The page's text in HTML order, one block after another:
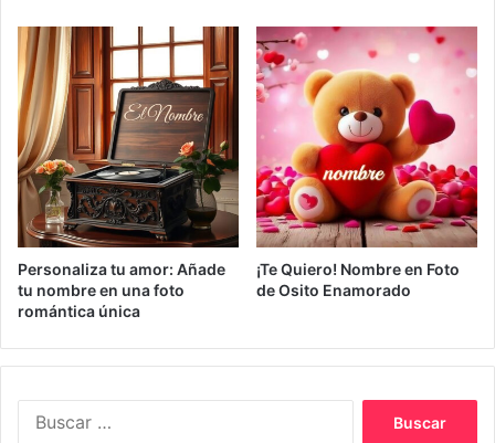
Personaliza tu amor: Añade
tu nombre en una foto
romántica única
¡Te Quiero! Nombre en Foto
de Osito Enamorado